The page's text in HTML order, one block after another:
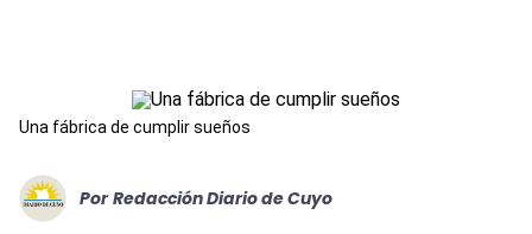
Una fábrica de cumplir sueños
Por Redacción Diario de Cuyo